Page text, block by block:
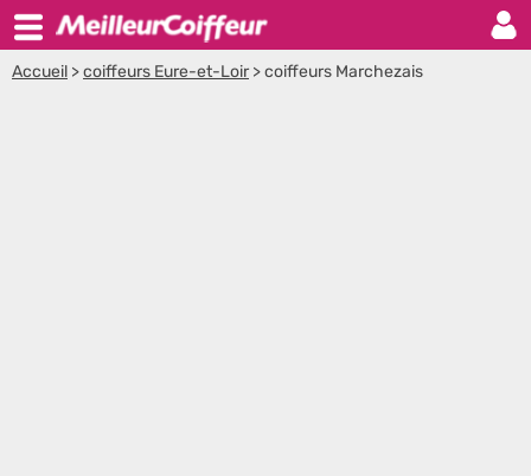
Accueil >coiffeurs Eure-et-Loir >coiffeurs Marchezais